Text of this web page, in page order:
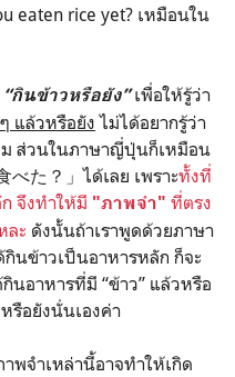
eaten rice yet? เหมือนใน
“กินข้าวหรือยัง” เพื่อให้รู้ว่า
แล้วหรือยัง ไม่ได้อยากรู้ว่า
ม ส่วนในภาษาญี่ปุ่นก็เหมือน
べた？」ได้เลย เพราะทั้งที่
จึงทำให้มี "ภาพจำ" ที่ตรง
ละ ดังนั้นถ้าเราพูดด้วยภาษา
นข้าวเป็นอาหารหลัก ก็จะ
นอาหารที่มี “ข้าว” แล้วหรือ
รือยังนั่นเองค่า
พจำเหล่านี้อาจทำให้เกิด